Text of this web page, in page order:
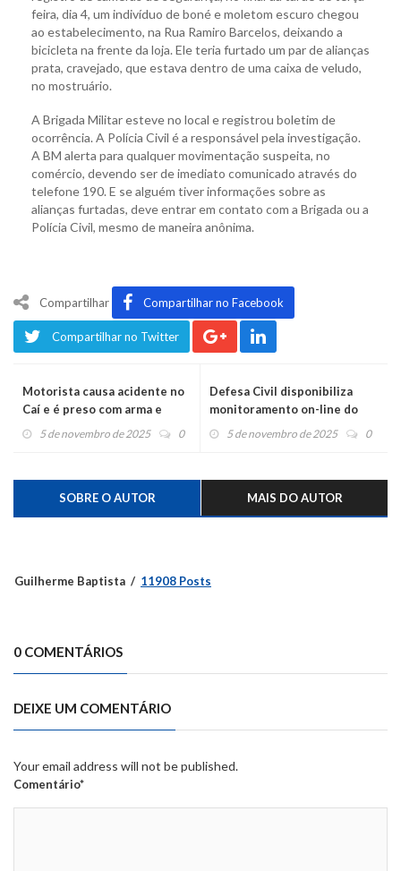
feira, dia 4, um indivíduo de boné e moletom escuro chegou
ao estabelecimento, na Rua Ramiro Barcelos, deixando a
bicicleta na frente da loja. Ele teria furtado um par de alianças
prata, cravejado, que estava dentro de uma caixa de veludo,
no mostruário.
A Brigada Militar esteve no local e registrou boletim de
ocorrência. A Polícia Civil é a responsável pela investigação.
A BM alerta para qualquer movimentação suspeita, no
comércio, devendo ser de imediato comunicado através do
telefone 190. E se alguém tiver informações sobre as
alianças furtadas, deve entrar em contato com a Brigada ou a
Polícia Civil, mesmo de maneira anônima.
Compartilhar Compartilhar no Facebook
Compartilhar no Twitter
Motorista causa acidente no
Caí e é preso com arma e
drogas5 de novembro de 2025 0
Defesa Civil disponibiliza
monitoramento on-line do
nível do Rio Caí
5 de novembro de 2025 0
SOBRE O AUTOR MAIS DO AUTOR
Guilherme Baptista 11908 Posts
0 COMENTÁRIOS
DEIXE UM COMENTÁRIO
Your email address will not be published.
Comentário*